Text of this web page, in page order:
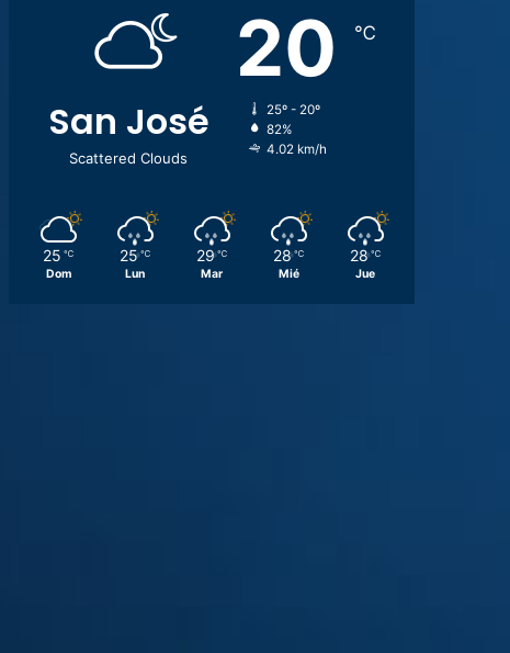
San José
Scattered Clouds
20 ℃
25º - 20º
82%
4.02 km/h
25 ℃
Dom
25 ℃
Lun
29 ℃
Mar
28 ℃
Mié
28 ℃
Jue